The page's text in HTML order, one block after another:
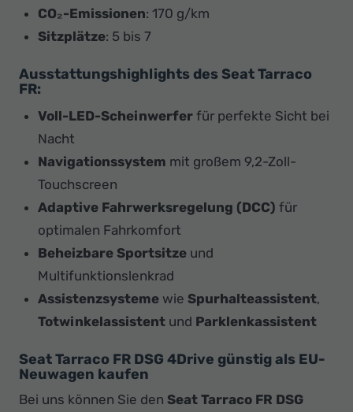
CO₂-Emissionen: 170 g/km
Sitzplätze: 5 bis 7
Ausstattungshighlights des Seat Tarraco
FR:
Voll-LED-Scheinwerfer für perfekte Sicht bei
Nacht
Navigationssystem mit großem 9,2-Zoll-
Touchscreen
Adaptive Fahrwerksregelung (DCC) für
optimalen Fahrkomfort
Beheizbare Sportsitze und
Multifunktionslenkrad
Assistenzsysteme wie Spurhalteassistent,
Totwinkelassistent und Parklenkassistent
Seat Tarraco FR DSG 4Drive günstig als EU-
Neuwagen kaufen
Bei uns können Sie den Seat Tarraco FR DSG